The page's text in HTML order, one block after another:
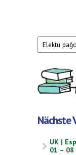
Nächste
UK |
01 – 08